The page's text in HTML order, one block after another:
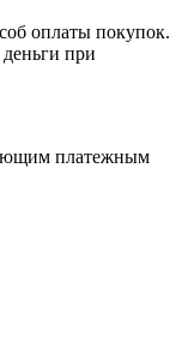
оплаты покупок.
при
платежным